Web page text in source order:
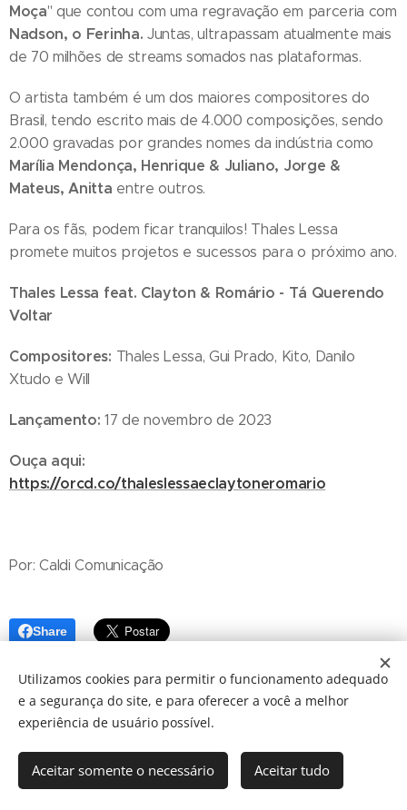
Moça" que contou com uma regravação em parceria com
Nadson, o Ferinha. Juntas, ultrapassam atualmente mais
de 70 milhões de streams somados nas plataformas.
O artista também é um dos maiores compositores do
Brasil, tendo escrito mais de 4.000 composições, sendo
2.000 gravadas por grandes nomes da indústria como
Marília Mendonça, Henrique & Juliano, Jorge &
Mateus, Anitta entre outros.
Para os fãs, podem ficar tranquilos! Thales Lessa
promete muitos projetos e sucessos para o próximo ano.
Thales Lessa feat. Clayton & Romário - Tá Querendo
Voltar
Compositores: Thales Lessa, Gui Prado, Kito, Danilo
Xtudo e Will
Lançamento:17 de novembro de 2023
Ouça aqui:
https://orcd.co/thaleslessaeclaytoneromario
Por: Caldi Comunicação
Share
© 2024 JBarretos Eventos.
Utilizamos cookies para permitir o funcionamento adequado
e a segurança do site, e para oferecer a você a melhor
experiência de usuário possível.
Aceitar somente o necessário Aceitar tudo